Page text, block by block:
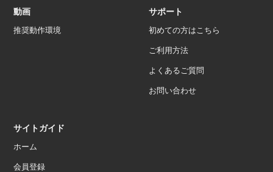
動画
推奨動作環境
サポート
初めての方はこちら
ご利用方法
よくあるご質問
お問い合わせ
サイトガイド
ホーム
会員登録